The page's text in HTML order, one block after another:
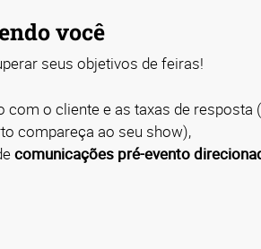
você
seus objetivos de feiras!
com o cliente e as taxas de resposta
compareça ao seu show),
comunicações pré-evento